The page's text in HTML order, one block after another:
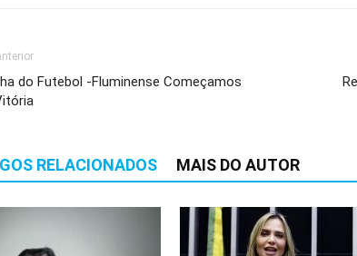
do Futebol -Fluminense Começamos
RELACIONADOS MAIS DO AUTOR